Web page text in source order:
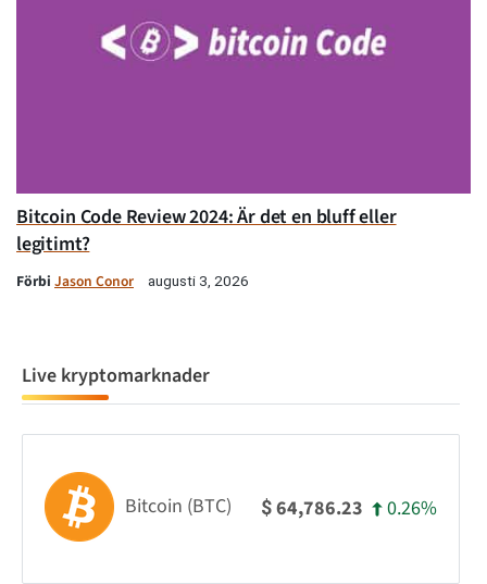
Bitcoin Code Review 2024: Är det en bluff eller
legitimt?
Förbi Jason Conor augusti 3, 2026
Live kryptomarknader
Bitcoin (BTC) $64,786.23 0.26%